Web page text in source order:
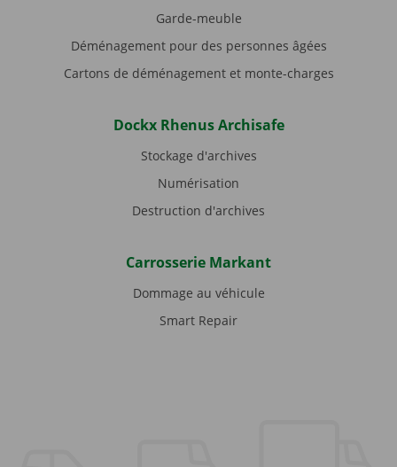
Garde-meuble
Déménagement pour des personnes âgées
Cartons de déménagement et monte-charges
Dockx Rhenus Archisafe
Stockage d'archives
Numérisation
Destruction d'archives
Carrosserie Markant
Dommage au véhicule
Smart Repair